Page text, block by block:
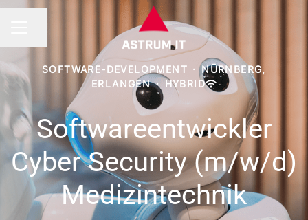
SOFTWARE-DEVELOPMENT ·
NÜRNBERG,
ERLANGEN · HYBRID
Softwareentwickler
Cyber Security (m/w/d)
Medizintechnik